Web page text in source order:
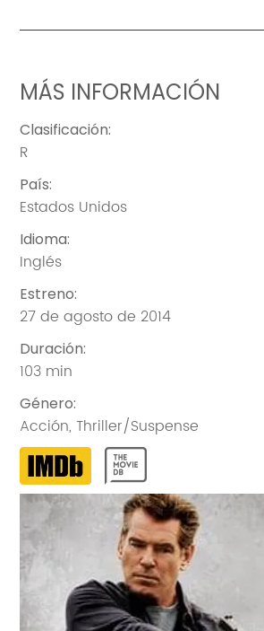
MÁS INFORMACIÓN
Clasificación:
R
País:
Estados Unidos
Idioma:
Inglés
Estreno:
27 de agosto de 2014
Duración:
103 min
Género:
Acción,Thriller/Suspense